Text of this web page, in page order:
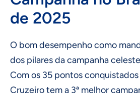
de 2025
O bom desempenho como
dos pilares da campanha
Com os 35 pontos conquistados
Cruzeiro tem a 3ª melhor